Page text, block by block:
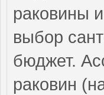
раковины
выбор
бюджет.
раковин